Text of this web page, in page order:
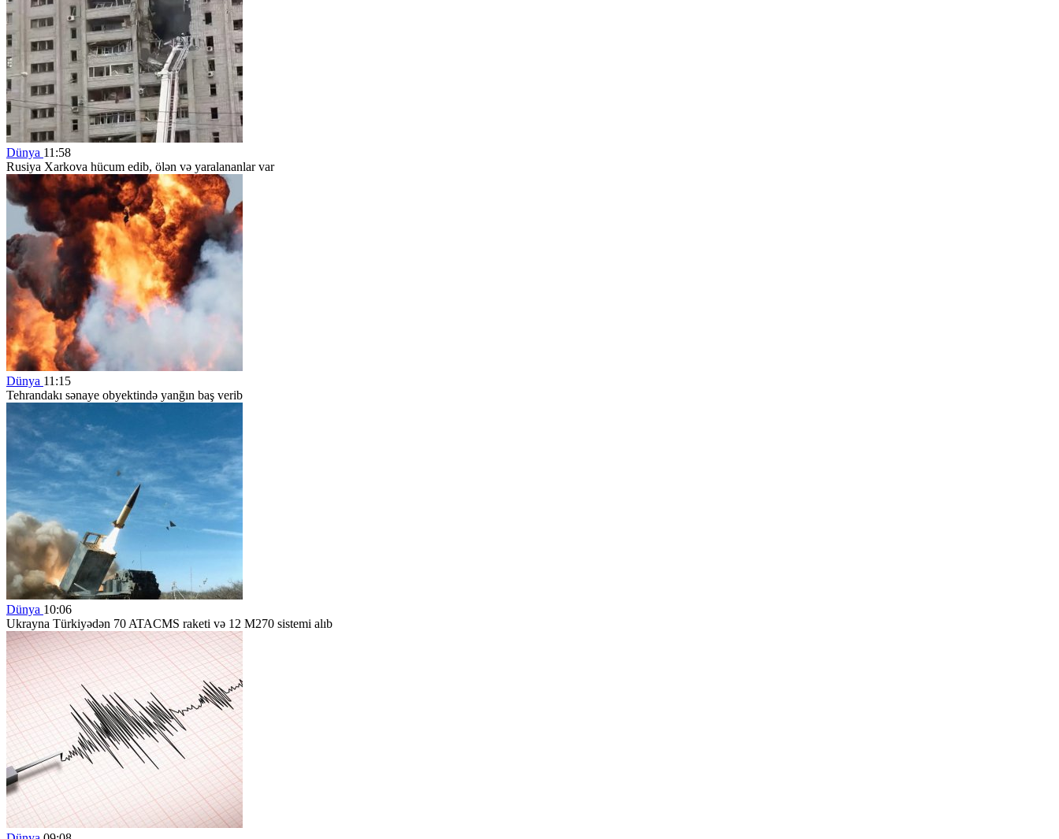
Dünya 11:58
Rusiya Xarkova hücum edib, ölən və yaralananlar var
Dünya 11:15
Tehrandakı sənaye obyektində yanğın baş verib
Dünya 10:06
Ukrayna Türkiyədən 70 ATACMS raketi və 12 M270 sistemi alıb